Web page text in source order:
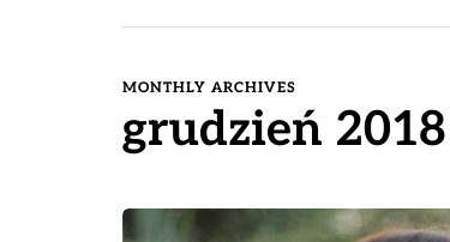
MONTHLY ARCHIVES
grudzień 2018